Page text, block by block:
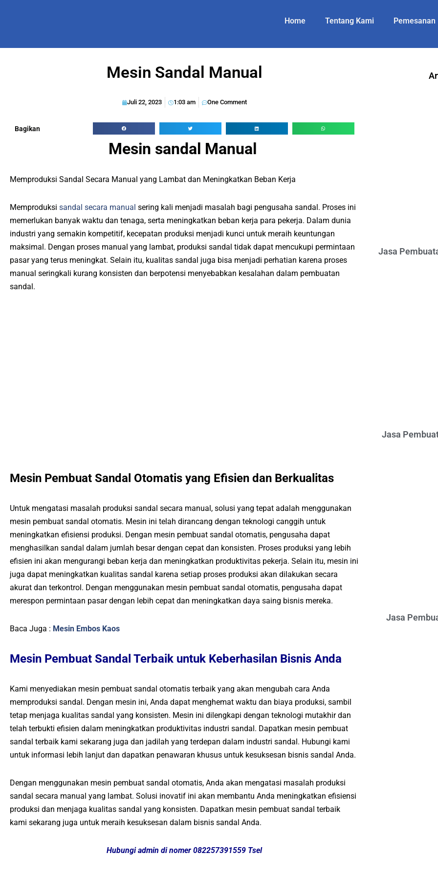
Home Tentang Kami Pemesanan
Mesin Sandal Manual
Juli 22, 2023 1:03 am One Comment
Bagikan
Mesin sandal Manual
Memproduksi Sandal Secara Manual yang Lambat dan Meningkatkan Beban Kerja
Memproduksi sandal secara manual sering kali menjadi masalah bagi pengusaha sandal. Proses ini
memerlukan banyak waktu dan tenaga, serta meningkatkan beban kerja para pekerja. Dalam dunia
industri yang semakin kompetitif, kecepatan produksi menjadi kunci untuk meraih keuntungan
maksimal. Dengan proses manual yang lambat, produksi sandal tidak dapat mencukupi permintaan
pasar yang terus meningkat. Selain itu, kualitas sandal juga bisa menjadi perhatian karena proses
manual seringkali kurang konsisten dan berpotensi menyebabkan kesalahan dalam pembuatan
sandal.
Mesin Pembuat Sandal Otomatis yang Efisien dan Berkualitas
Untuk mengatasi masalah produksi sandal secara manual, solusi yang tepat adalah menggunakan
mesin pembuat sandal otomatis. Mesin ini telah dirancang dengan teknologi canggih untuk
meningkatkan efisiensi produksi. Dengan mesin pembuat sandal otomatis, pengusaha dapat
menghasilkan sandal dalam jumlah besar dengan cepat dan konsisten. Proses produksi yang lebih
efisien ini akan mengurangi beban kerja dan meningkatkan produktivitas pekerja. Selain itu, mesin ini
juga dapat meningkatkan kualitas sandal karena setiap proses produksi akan dilakukan secara
akurat dan terkontrol. Dengan menggunakan mesin pembuat sandal otomatis, pengusaha dapat
merespon permintaan pasar dengan lebih cepat dan meningkatkan daya saing bisnis mereka.
Baca Juga : Mesin Embos Kaos
Mesin Pembuat Sandal Terbaik untuk Keberhasilan Bisnis Anda
Kami menyediakan mesin pembuat sandal otomatis terbaik yang akan mengubah cara Anda
memproduksi sandal. Dengan mesin ini, Anda dapat menghemat waktu dan biaya produksi, sambil
tetap menjaga kualitas sandal yang konsisten. Mesin ini dilengkapi dengan teknologi mutakhir dan
telah terbukti efisien dalam meningkatkan produktivitas industri sandal. Dapatkan mesin pembuat
sandal terbaik kami sekarang juga dan jadilah yang terdepan dalam industri sandal. Hubungi kami
untuk informasi lebih lanjut dan dapatkan penawaran khusus untuk kesuksesan bisnis sandal Anda.
Dengan menggunakan mesin pembuat sandal otomatis, Anda akan mengatasi masalah produksi
sandal secara manual yang lambat. Solusi inovatif ini akan membantu Anda meningkatkan efisiensi
produksi dan menjaga kualitas sandal yang konsisten. Dapatkan mesin pembuat sandal terbaik
kami sekarang juga untuk meraih kesuksesan dalam bisnis sandal Anda.
Hubungi admin di nomer 082257391559 Tsel
Jasa
Jasa
Jasa